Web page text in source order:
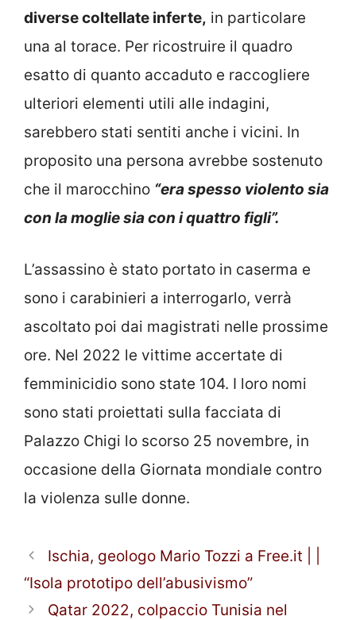
diverse coltellate inferte, in particolare
una al torace. Per ricostruire il quadro
esatto di quanto accaduto e raccogliere
ulteriori elementi utili alle indagini,
sarebbero stati sentiti anche i vicini. In
proposito una persona avrebbe sostenuto
che il marocchino “era spesso violento sia
con la moglie sia con i quattro figli”.
L’assassino è stato portato in caserma e
sono i carabinieri a interrogarlo, verrà
ascoltato poi dai magistrati nelle prossime
ore. Nel 2022 le vittime accertate di
femminicidio sono state 104. I loro nomi
sono stati proiettati sulla facciata di
Palazzo Chigi lo scorso 25 novembre, in
occasione della Giornata mondiale contro
la violenza sulle donne.
Ischia, geologo Mario Tozzi a Free.it | |
“Isola prototipo dell’abusivismo”
Qatar 2022, colpaccio Tunisia nel